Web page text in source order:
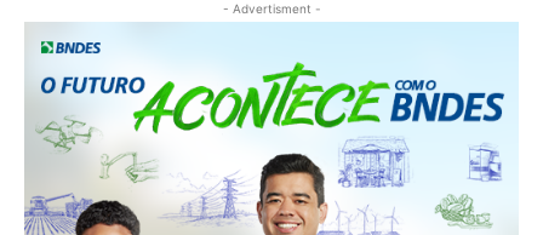
- Advertisment -